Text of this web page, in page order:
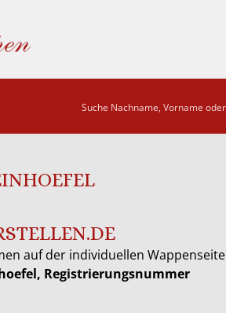
auf der individuellen Wappenseite
Registrierungsnummer